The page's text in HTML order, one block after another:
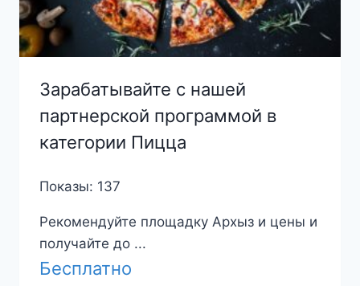
Зарабатывайте с нашей
партнерской программой в
категории Пицца
Показы: 137
Рекомендуйте площадку Архыз и цены и
получайте до ...
Бесплатно